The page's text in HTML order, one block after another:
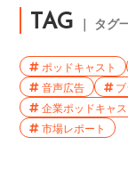
TAG ｜ タグ
ポッドキャスト
音声広告
企業ポッドキャス
市場レポート